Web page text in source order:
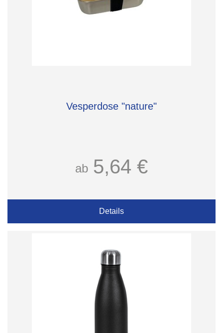
Vesperdose "nature"
ab 5,64 €
Details